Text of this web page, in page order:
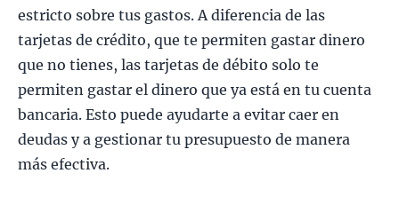
estricto sobre tus gastos. A diferencia de las
tarjetas de crédito, que te permiten gastar dinero
que no tienes, las tarjetas de débito solo te
permiten gastar el dinero que ya está en tu cuenta
bancaria. Esto puede ayudarte a evitar caer en
deudas y a gestionar tu presupuesto de manera
más efectiva.